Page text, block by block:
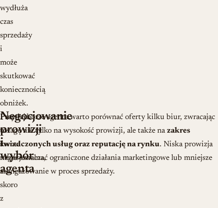
wydłuża
czas
sprzedaży
i
może
skutkować
koniecznością
obniżek.
Negocjowanie
prowizji
i
wybór
agenta
Prowizja
to
kwota
negocjowalna,
a
skoro
z
Przy wyborze agenta warto porównać oferty kilku biur, zwracając
uwagę nie tylko na wysokość prowizji, ale także nazakres
świadczonych usług oraz reputację na rynku. Niska prowizja
może oznaczać ograniczone działania marketingowe lub mniejsze
zaangażowanie w proces sprzedaży.